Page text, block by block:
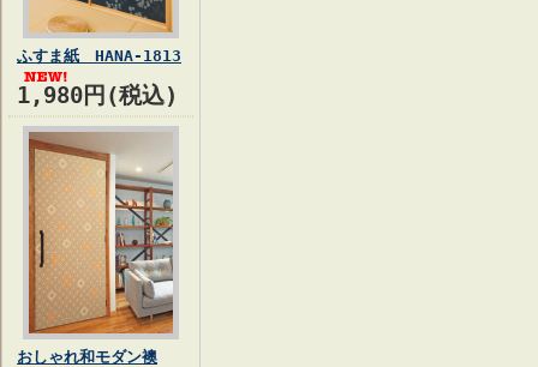
ふすま紙 HANA-1813
1,980円(税込)
おしゃれ和モダン襖